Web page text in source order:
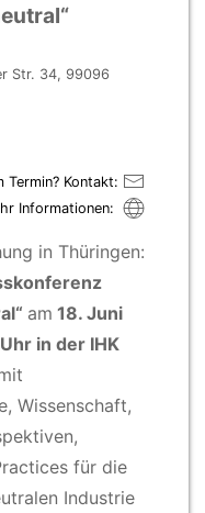
Str. 34, 99096
Termin? Kontakt:
Informationen:
in Thüringen:
am 18. Juni
in der IHK
Wissenschaft,
für die
Industrie